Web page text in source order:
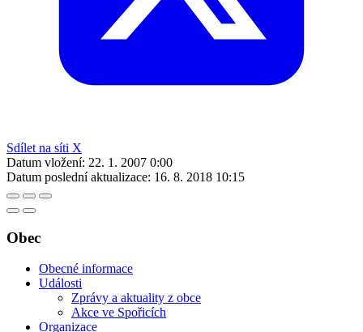
Sdílet na síti X
Datum vložení: 22. 1. 2007 0:00
Datum poslední aktualizace: 16. 8. 2018 10:15
Obec
Obecné informace
Události
Zprávy a aktuality z obce
Akce ve Spořicích
Organizace